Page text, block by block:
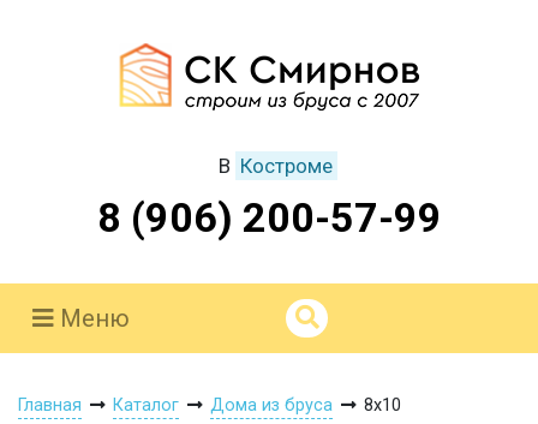
В Костроме
8 (906) 200-57-99
Меню
Главная Каталог Дома из бруса 8х10